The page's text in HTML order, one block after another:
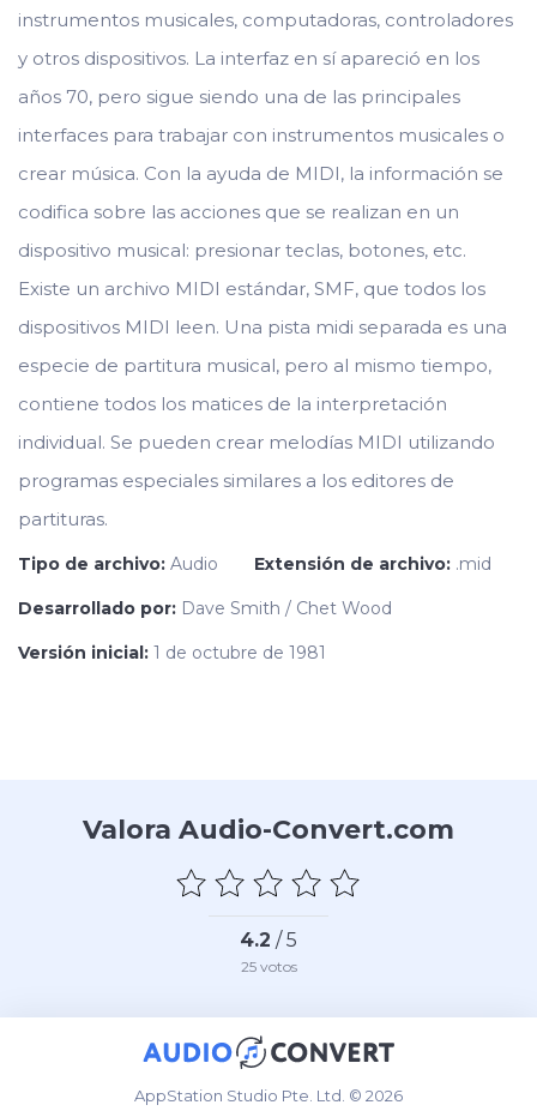
instrumentos musicales, computadoras, controladores
y otros dispositivos. La interfaz en sí apareció en los
años 70, pero sigue siendo una de las principales
interfaces para trabajar con instrumentos musicales o
crear música. Con la ayuda de MIDI, la información se
codifica sobre las acciones que se realizan en un
dispositivo musical: presionar teclas, botones, etc.
Existe un archivo MIDI estándar, SMF, que todos los
dispositivos MIDI leen. Una pista midi separada es una
especie de partitura musical, pero al mismo tiempo,
contiene todos los matices de la interpretación
individual. Se pueden crear melodías MIDI utilizando
programas especiales similares a los editores de
partituras.
Tipo de archivo: Audio Extensión de archivo: .mid
Desarrollado por: Dave Smith / Chet Wood
Versión inicial: 1 de octubre de 1981
Valora Audio-Convert.com
4.2 / 5
25votos
AppStation Studio Pte. Ltd. © 2026